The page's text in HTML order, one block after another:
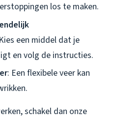
los te maken.
een middel dat je
en volg de instructies.
: Een flexibele veer kan
schakel dan onze